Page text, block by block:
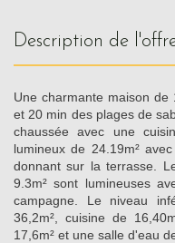
description de
Une charmante maison de
et 20 min des plages de
chaussée avec une
lumineux de 24.19m²
donnant sur la terrasse.
9.3m² sont lumineuses
campagne. Le niveau
36,2m², cuisine de
17,6m² et une salle d'eau